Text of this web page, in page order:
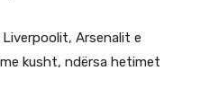
Arsenalit e
kusht, ndërsa hetimet